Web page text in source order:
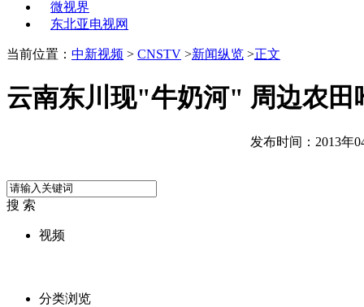
微视界
东北亚电视网
当前位置： 中新视频 > CNSTV >新闻纵览 >正文
云南东川现"牛奶河" 周边农田
发布时间：2013年
搜 索
视频
分类浏览